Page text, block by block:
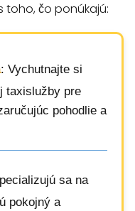
toho, čo ponúkajú:
: Vychutnajte si
taxislužby pre
pohodlie a
sa na
pokojný a